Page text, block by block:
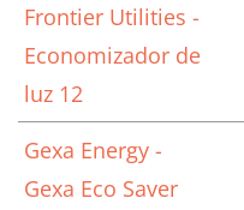
Frontier Utilities -
Economizador de
luz 12
Gexa Energy -
Gexa Eco Saver